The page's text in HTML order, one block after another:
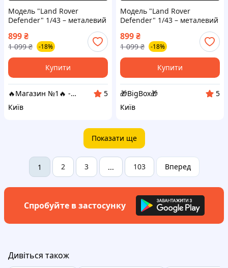
Модель "Land Rover
Defender" 1/43 – металевий
хакі, колекційна іграшка!
Розбірна з деталями
899₴
1 099 ₴ -18%
Купити
🔥Магазин №1🔥 - Товарів для дому
5
Київ
Модель "Land Rover
Defender" 1/43 – металевий
хакі
899₴
1 099 ₴ -18%
Купити
🎁BigBox🎁
5
Київ
Показати ще
1 2 3 ... 103 Вперед
Спробуйте в застосунку
Дивіться також